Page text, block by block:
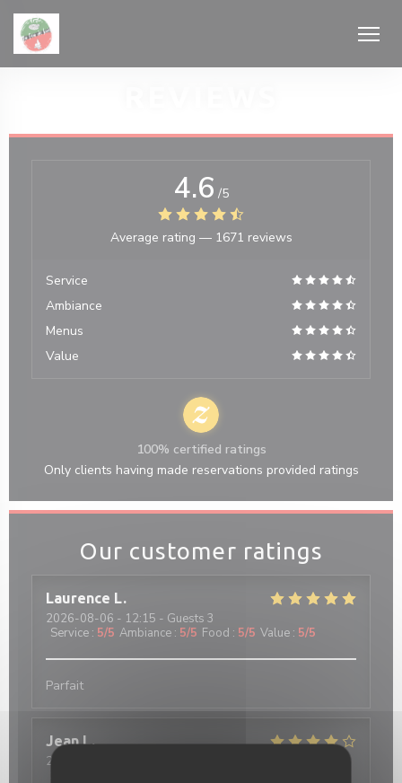
Personalizing your cookie choices
Our customer ratings
Laurence L
2026-08-06 - 12:15 - Guests 3
Service : 5/5 Ambiance : 5/5 Food : 5/5 Value : 5/5
Parfait
Jean L
2026-08-04
4.6 /5
Average rating — 1671 reviews
Service
Ambiance
Menus
Value
100% certified ratings
Only clients having made reservations provided ratings